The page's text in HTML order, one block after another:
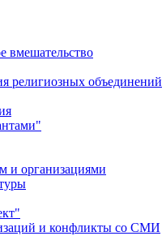
вмешательство
религиозных объединений
и организациями
и конфликты со СМИ